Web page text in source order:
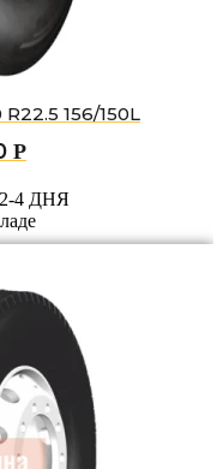
156/150L
Р
4 ДНЯ